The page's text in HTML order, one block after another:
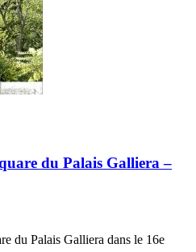
du Palais Galliera –
du Palais Galliera dans le 16e